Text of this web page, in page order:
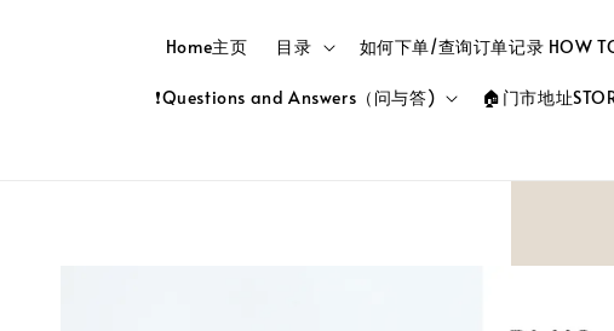
Home主页 目录 如何下单/查询订单记录 HOW
❗Questions and Answers（问与答) 🏠门市地址